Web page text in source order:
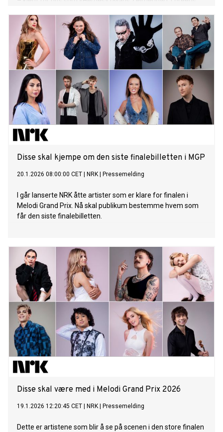
«Unforgettable».
Disse skal kjempe om den siste finalebilletten i MGP
20.1.2026 08:00:00 CET NRK Pressemelding
I går lanserte NRK åtte artister som er klare for finalen i
Melodi Grand Prix. Nå skal publikum bestemme hvem som
får den siste finalebilletten.
Disse skal være med i Melodi Grand Prix 2026
19.1.2026 12:20:45 CET NRK Pressemelding
Dette er artistene som blir å se på scenen i den store finalen